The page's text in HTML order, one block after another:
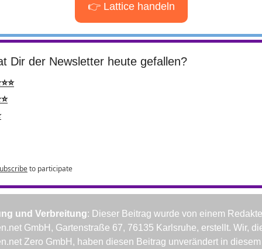
👉 Lattice handeln
Dir der Newsletter heute gefallen?
to participate
und Verbreitung: Dieser Beitrag wurde von einem
GmbH, Gartenstraße 67, 76135 Karlsruhe, erstellt. Wir,
Zero GmbH, haben diesen Beitrag unverändert in